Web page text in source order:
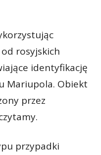
rosyjskich
identyfikację
Mariupola. Obiekt
przez
przypadki